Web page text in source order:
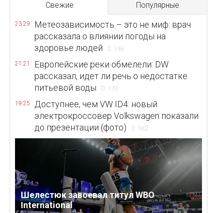
Свежие Популярные
23:29
Метеозависимость – это не миф: врач
рассказала о влиянии погоды на
здоровье людей
156
21:21
Европейские реки обмелели: DW
рассказал, идет ли речь о недостатке
питьевой воды
170
19:25
Доступнее, чем VW ID4: новый
электрокроссовер Volkswagen показали
до презентации (фото)
162
Шелестюк завоевал титул WBO
International